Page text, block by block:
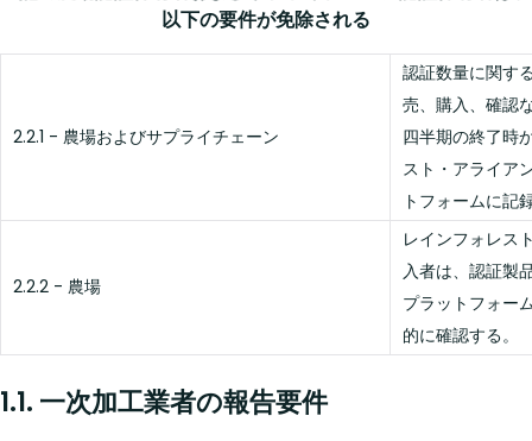
以下の要件が免除される
2.2.1 - 農場およびサプライチェーン
認証数量に関す
売、購入、確認
四半期の終了時
スト・アライア
トフォームに記
2.2.2 - 農場
レインフォレス
入者は、認証製
プラットフォー
的に確認する。
1.1. 一次加工業者の報告要件